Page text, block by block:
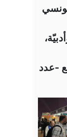
-عدد